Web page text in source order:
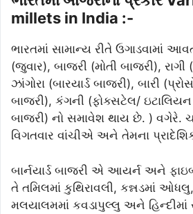
millets in India :-
ભારતમાં સામાન્ય રીતે ઉગાડવામાં
(જુવાર), બાજરી (મોતી બાજરી),
ઝાંગોરા (બારયાર્ડ બાજરી), બારી
બાજરી), કંગની (ફોક્સટેલ/ ઇટાલિયન
બાજરી) નો સમાવેશ થાય છે. ) વગેરે.
વિગતવાર વાંચીએ અને તેમના
બાર્નયાર્ડ બાજરી એ આયર્ન અને
તે તમિલમાં કુથિરાવલી, કન્નડમાં
મલયાલમમાં કવડાપુલ્લુ અને